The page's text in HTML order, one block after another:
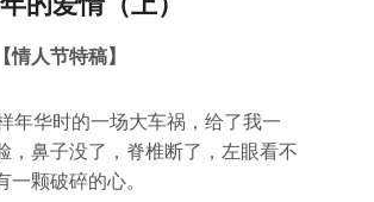
情人节特稿】
年华时的一场大车祸，给了我一
，鼻子没了，脊椎断了，左眼看不
一颗破碎的心。